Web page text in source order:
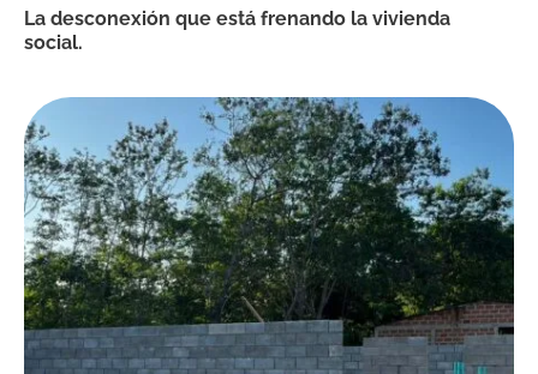
La desconexión que está frenando la vivienda
social.